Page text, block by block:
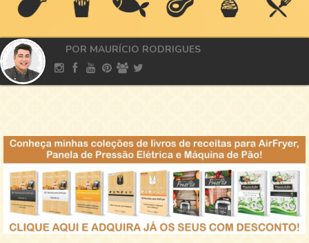
POR MAURÍCIO RODRIGUES